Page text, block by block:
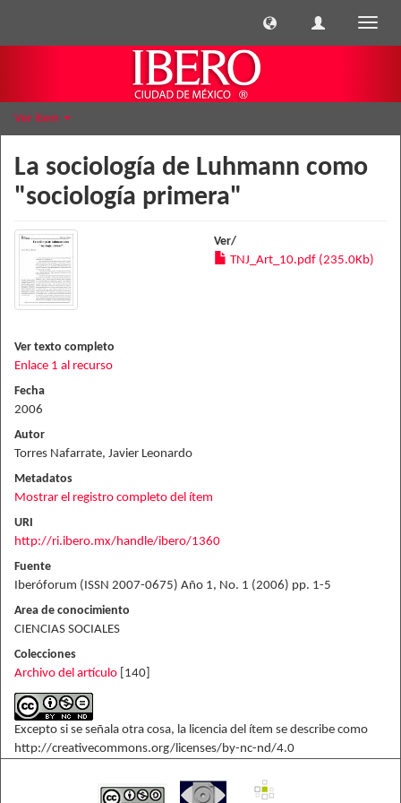
Ver ítem
La sociología de Luhmann como
"sociología primera"
Ver/
TNJ_Art_10.pdf (235.0Kb)
Ver texto completo
Enlace 1 al recurso
Fecha
2006
Autor
Torres Nafarrate, Javier Leonardo
Metadatos
Mostrar el registro completo del ítem
URI
http://ri.ibero.mx/handle/ibero/1360
Fuente
Iberóforum (ISSN 2007-0675) Año 1, No. 1 (2006) pp. 1-5
Area de conocimiento
CIENCIAS SOCIALES
Colecciones
Archivo del artículo [140]
Excepto si se señala otra cosa, la licencia del ítem se describe como
http://creativecommons.org/licenses/by-nc-nd/4.0